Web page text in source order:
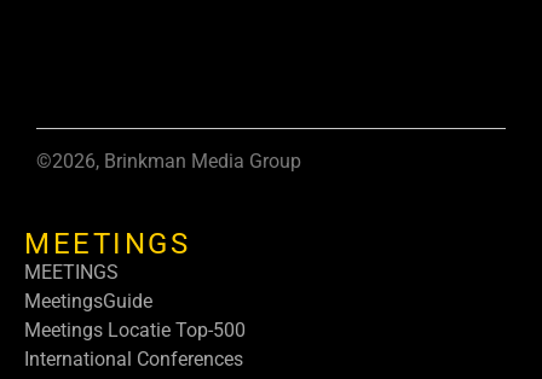
©2026, Brinkman Media Group
MEETINGS
MEETINGS
MeetingsGuide
Meetings Locatie Top-500
International Conferences